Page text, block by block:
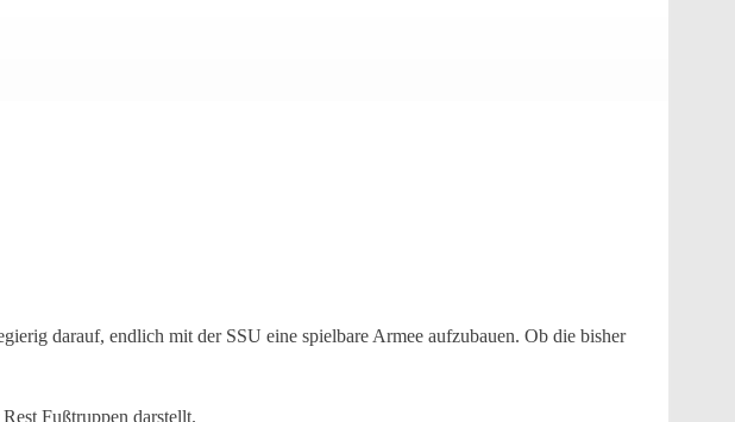
darauf, endlich mit der SSU eine spielbare Armee aufzubauen. Ob die bisher
Fußtruppen darstellt.